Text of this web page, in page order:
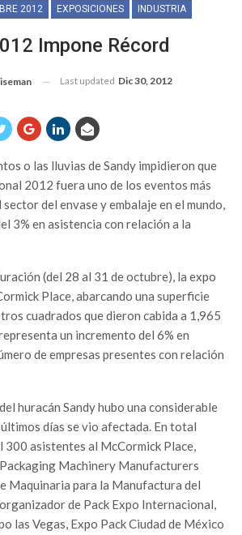
2012 EXPOSICIONES INDUSTRIA
Impone Récord
Last updated Dic 30, 2012
o las lluvias de Sandy impidieron que
2012 fuera uno de los eventos más
del envase y embalaje en el mundo,
3% en asistencia con relación a la
(del 28 al 31 de octubre), la expo
Place, abarcando una superficie
cuadrados que dieron cabida a 1,965
un incremento del 6% en
de empresas presentes con relación
huracán Sandy hubo una considerable
días se vio afectada. En total
300 asistentes al McCormick Place,
Machinery Manufacturers
para la Manufactura del
de Pack Expo Internacional,
las Vegas, Expo Pack Ciudad de México